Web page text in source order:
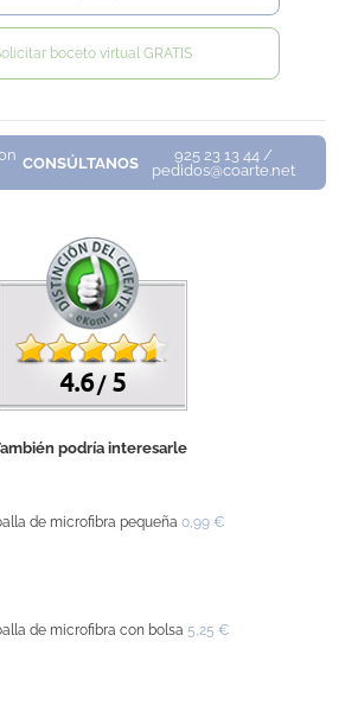
boceto virtual GRATIS
CONSÚLTANOS
925 23 13 44 /
pedidos@coarte.net
4.6 /5
podría interesarle
de microfibra pequeña 0,99 €
de microfibra con bolsa 5,25 €